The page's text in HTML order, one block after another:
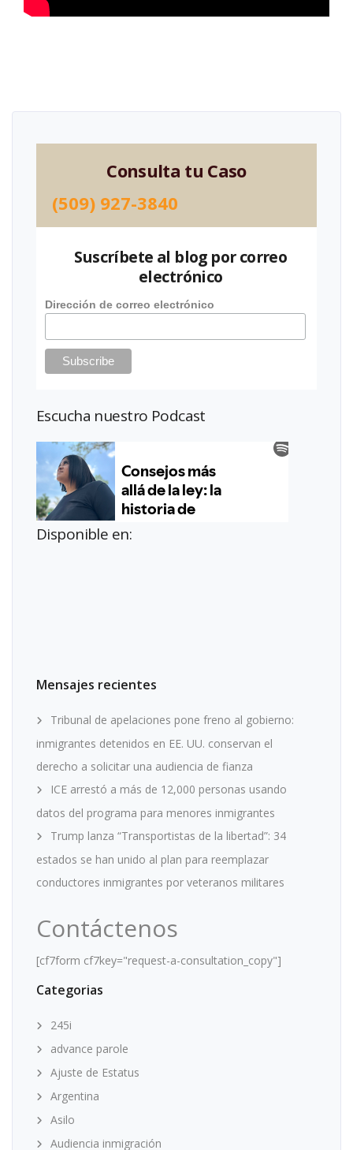
Consulta tu Caso
(509) 927-3840
Suscríbete al blog por correo
electrónico
Dirección de correo electrónico
Escucha nuestro Podcast
Disponible en:
Mensajes recientes
Tribunal de apelaciones pone freno al gobierno:
inmigrantes detenidos en EE. UU. conservan el
derecho a solicitar una audiencia de fianza
ICE arrestó a más de 12,000 personas usando
datos del programa para menores inmigrantes
Trump lanza “Transportistas de la libertad”: 34
estados se han unido al plan para reemplazar
conductores inmigrantes por veteranos militares
Contáctenos
[cf7form cf7key="request-a-consultation_copy"]
Categorias
245i
advance parole
Ajuste de Estatus
Argentina
Asilo
Audiencia inmigración